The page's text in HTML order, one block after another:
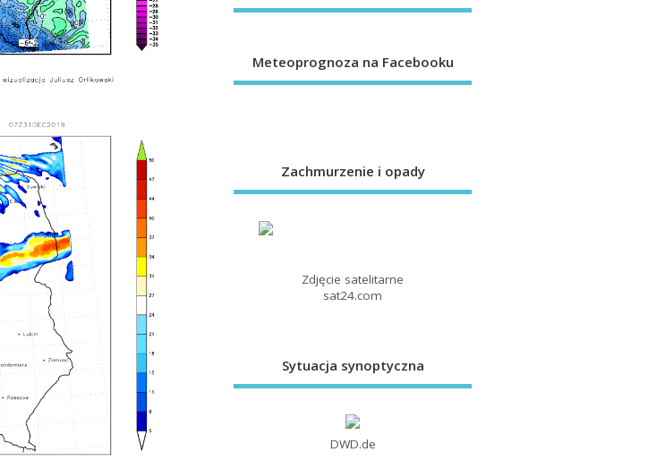
Meteoprognoza na Facebooku
Zachmurzenie i opady
Zdjęcie satelitarne
sat24.com
Sytuacja synoptyczna
DWD.de